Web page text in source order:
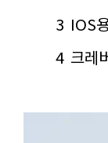
3 IOS
4 크레